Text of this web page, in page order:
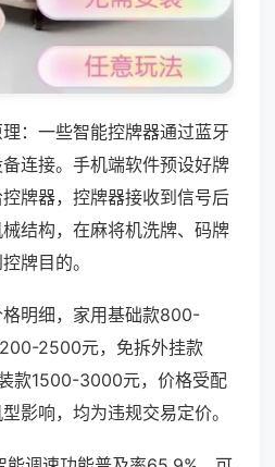
：一些智能控牌器通过蓝牙
连接。手机端软件预设好牌
牌器，控牌器接收到信号后
结构，在麻将机洗牌、码牌
牌目的。
明细，家用基础款800-
2500元，免拆外挂款
款1500-3000元，价格受配
影响，均为违规交易定价。